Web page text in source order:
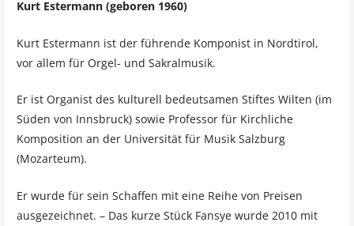
Kurt Estermann (geboren 1960)
Kurt Estermann ist der führende Komponist in Nordtirol,
vor allem für Orgel- und Sakralmusik.
Er ist Organist des kulturell bedeutsamen Stiftes Wilten (im
Süden von Innsbruck) sowie Professor für Kirchliche
Komposition an der Universität für Musik Salzburg
(Mozarteum).
Er wurde für sein Schaffen mit eine Reihe von Preisen
ausgezeichnet. – Das kurze Stück Fansye wurde 2010 mit